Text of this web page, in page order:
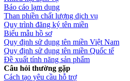
Báo cáo lạm dụng
Than phiền chất lượng dịch vụ
Quy trình đăng ký tên miền
Biểu mẫu hồ sơ
Quy định sử dụng tên miền Việt Nam
Quy định sử dụng tên miền Quốc tế
Đề xuất tính năng sản phẩm
Câu hỏi thường gặp
Cách tạo yêu cầu hỗ trợ